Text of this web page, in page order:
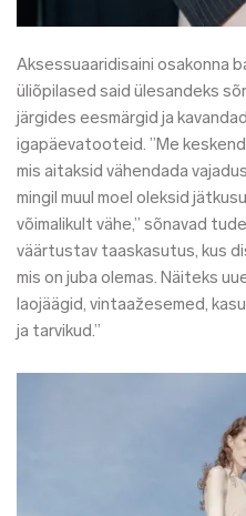
Aksessuaaridisaini osakonna
üliõpilased said ülesandeks
järgides eesmärgid ja
igapäevatooteid. ”Me
mis aitaksid vähendada
mingil muul moel oleksid
võimalikult vähe,” sõnavad
väärtustav taaskasutus, kus
mis on juba olemas. Näiteks
laojäägid, vintaažesemed,
ja tarvikud.”